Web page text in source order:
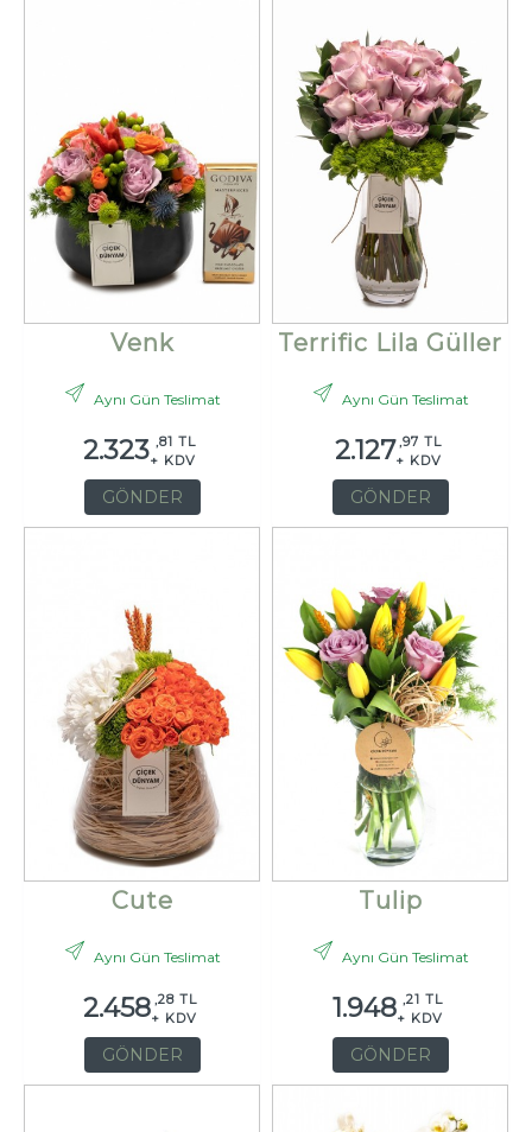
Venk
Aynı Gün Teslimat
2.323 ,81 TL
+ KDV
GÖNDER
Terrific Lila Güller
Aynı Gün Teslimat
2.127 ,97 TL
+ KDV
GÖNDER
Cute
Aynı Gün Teslimat
2.458 ,28 TL
+ KDV
GÖNDER
Tulip
Aynı Gün Teslimat
1.948 ,21 TL
+ KDV
GÖNDER